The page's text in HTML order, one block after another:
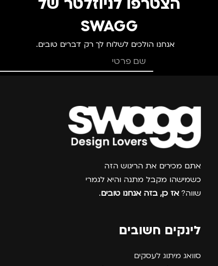
SWAGG
אנחנו הולכים לשלוח לך רק דברים טובים.
צרפו אותי למועדון
אתם מכירים את הריגוש הזה
כשמישהו מקבל מתנה והיא לגמרי
שווה? אז כן, בזה אנחנו טובים.
לינקים חשובים
סוואג מיתוג לעסקים